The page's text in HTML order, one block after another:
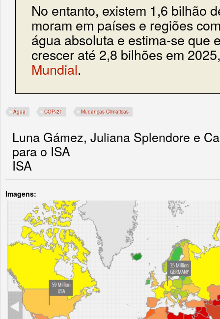
No entanto, existem 1,6 bilhão
moram em países e regiões
água absoluta e estima-se que
crescer até 2,8 bilhões em
Mundial.
Água COP-21 Mudanças Climáticas
Luna Gámez, Juliana Splendore e
para o ISA
ISA
Imagens: